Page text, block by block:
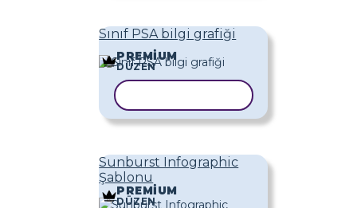
Sınıf PSA bilgi grafiği
PREMIUM
DÜZEN
Sunburst Infographic
Şablonu
PREMIUM
DÜZEN